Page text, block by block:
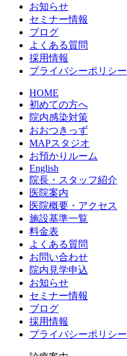
お知らせ
セミナー情報
ブログ
よくある質問
採用情報
プライバシーポリシー
HOME
初めての方へ
院内感染対策
おおつきっず
MAPスタジオ
お預かりルーム
English
院長・スタッフ紹介
医院案内
医院概要・アクセス
施設基準一覧
料金表
よくある質問
お問い合わせ
院内見学申込
お知らせ
セミナー情報
ブログ
採用情報
プライバシーポリシー